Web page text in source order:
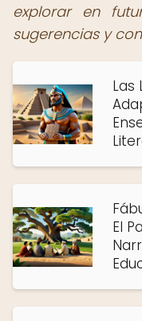
explorar en
sugerencias y
Las
El